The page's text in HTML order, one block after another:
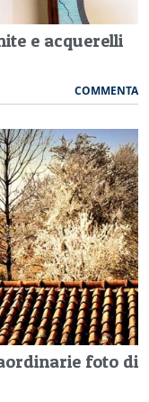
e acquerelli
COMMENTA
foto di